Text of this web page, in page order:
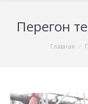
Перегон
You are here:Главная